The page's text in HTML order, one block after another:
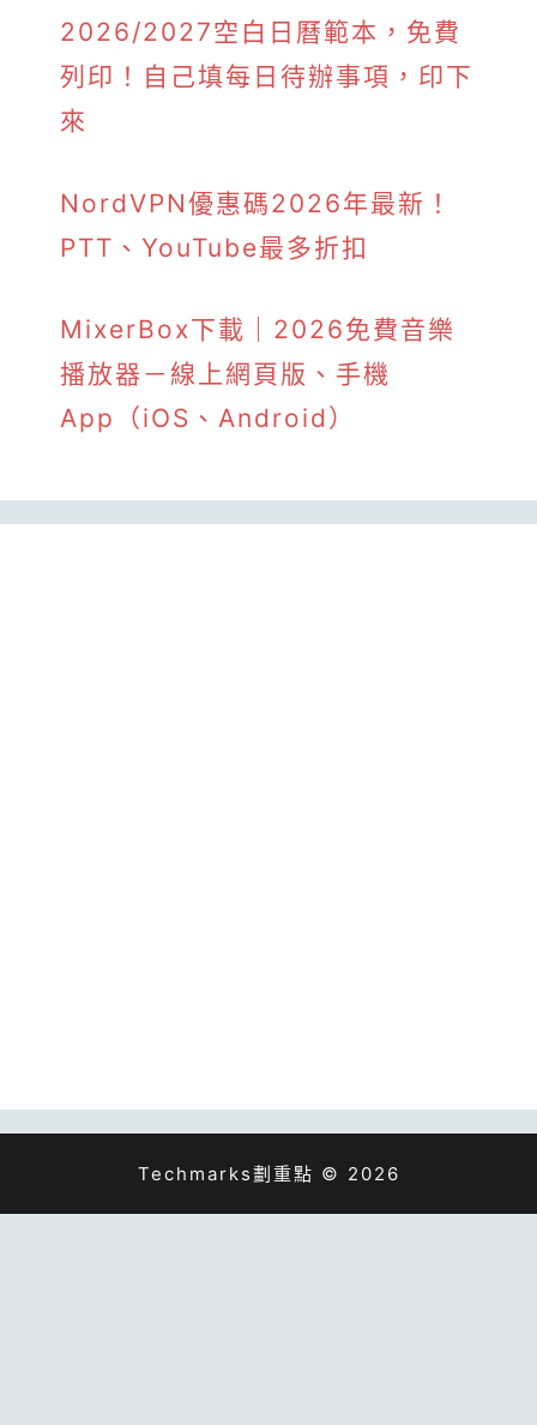
2026/2027空白日曆範本，免費
列印！自己填每日待辦事項，印下
來
NordVPN優惠碼2026年最新！
PTT、YouTube最多折扣
MixerBox下載｜2026免費音樂
播放器－線上網頁版、手機
App（iOS、Android）
Techmarks劃重點 © 2026